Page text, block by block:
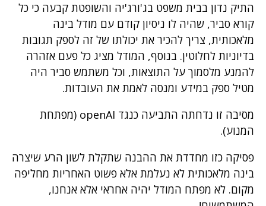
התיק נדון בבית משפט בג'ורג'יה והשופטת קבעה כי כל
קורא סביר, שהיה לו ניסיון קודם עם מודל בינה
מלאכותית, צריך להכיר את יכולתו של זה לספק תגובות
בדיוניות לחלוטין. בנוסף, המודל מציג כל פעם אזהרה
להמנע מלסמוך על התוצאות, וכל משתמש סביר היה
מטיל ספק במידע ומנסה לאמת את העובדות.
מסיבה זו נדחתה התביעה כנגד openAI (מפתחת
המנוע).
פסיקה כזו מחדדת את ההבנה שתקלת לשון הרע שיצרה
בינה מלאכותית לא נעלמת אלא פשוט האחריות מחליפה
מקום. לא מפתח המודל יהיה אחראי אלא אנחנו,